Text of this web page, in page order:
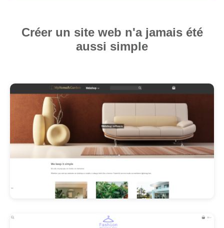
Contact
E-Boutique
Les Promos!
Polishangel Belgium
Créer un site web n'a jamais été
aussi simple